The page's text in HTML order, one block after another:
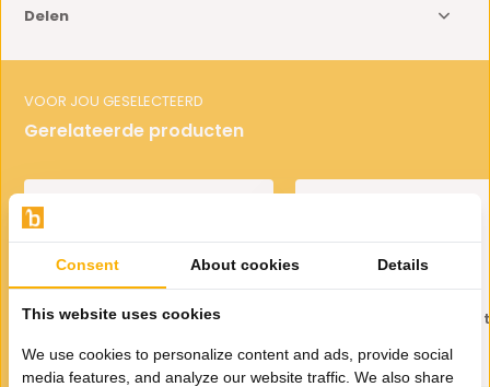
Delen
VOOR JOU GESELECTEERD
Gerelateerde producten
Gebaksschaal Duomo taupe
25,-
Gebaksschaal Duomo
45,-
Consent About cookies Details
This website uses cookies
We use cookies to personalize content and ads, provide social
media features, and analyze our website traffic. We also share